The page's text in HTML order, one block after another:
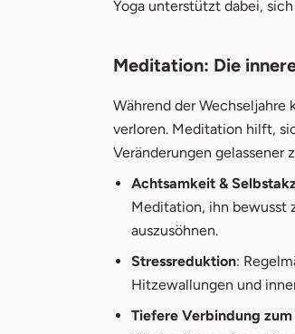
Yoga unterstützt dabei,
Meditation: Die
Während der
verloren. Meditation hilft,
Veränderungen gelassener
Achtsamkeit &
Meditation, ihn bewusst
auszusöhnen.
Stressreduktion:
Hitzewallungen und
Tiefere Verbindung